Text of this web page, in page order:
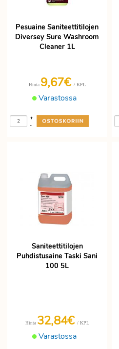
Pesuaine Saniteettitilojen
Diversey Sure Washroom
Cleaner 1L
Varastossa
Hinta 9,67€ / KPL
-
+
Saniteettitilojen
Puhdistusaine Taski Sani
100 5L
Varastossa
Hinta 32,84€ / KPL